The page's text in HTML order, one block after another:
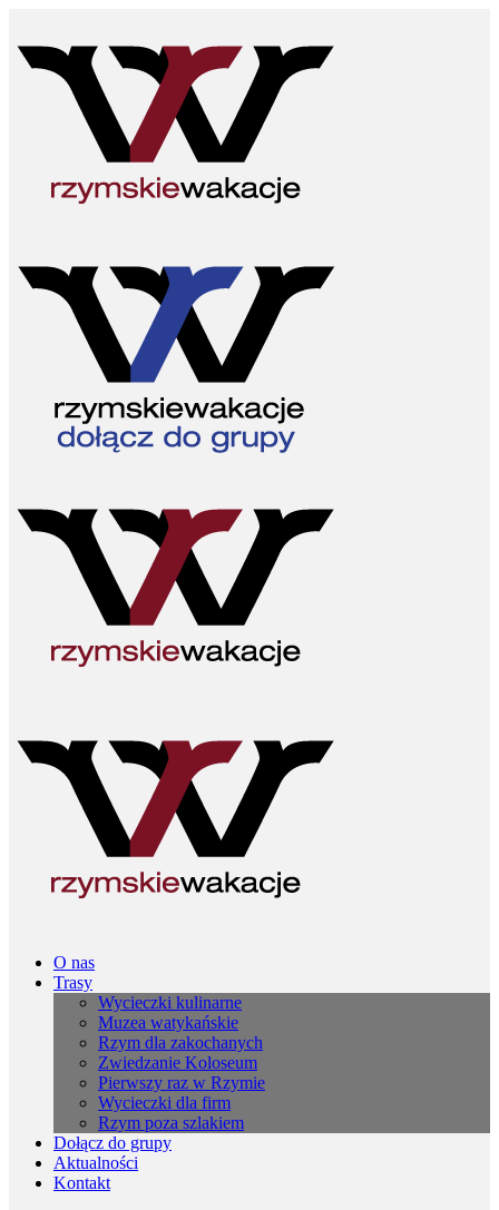
O nas
Trasy
Wycieczki kulinarne
Muzea watykańskie
Rzym dla zakochanych
Zwiedzanie Koloseum
Pierwszy raz w Rzymie
Wycieczki dla firm
Rzym poza szlakiem
Dołącz do grupy
Aktualności
Kontakt